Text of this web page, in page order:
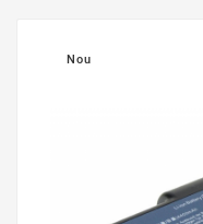
Nou